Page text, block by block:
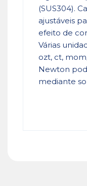
(SUS304).
ajustáveis
efeito de
Várias
ozt, ct,
Newton
mediante